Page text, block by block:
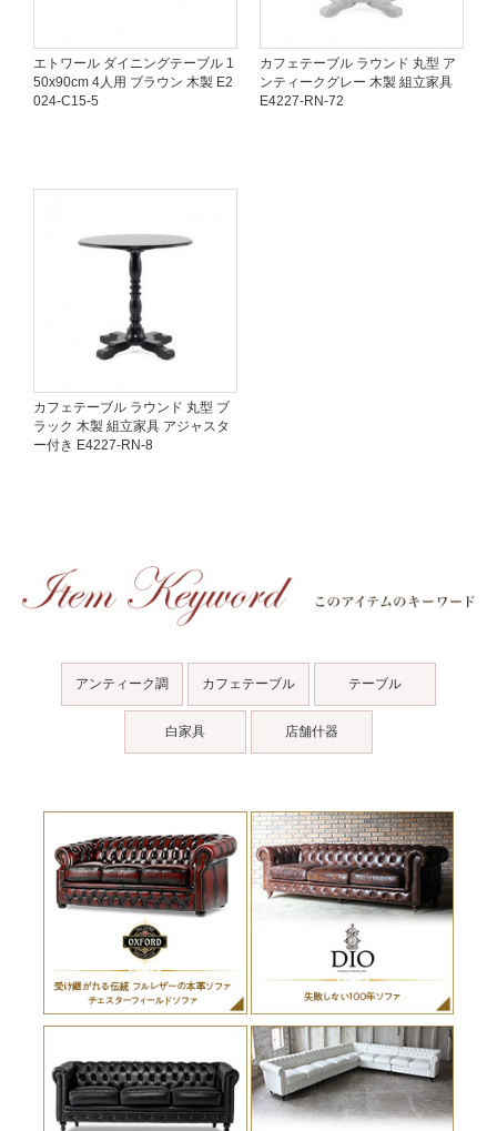
エトワール ダイニングテーブル 1
50x90cm 4人用 ブラウン 木製 E2
024-C15-5
カフェテーブル ラウンド 丸型 ア
ンティークグレー 木製 組立家具
E4227-RN-72
カフェテーブル ラウンド 丸型 ブ
ラック 木製 組立家具 アジャスタ
ー付き E4227-RN-8
アンティーク調 カフェテーブル テーブル
白家具 店舗什器